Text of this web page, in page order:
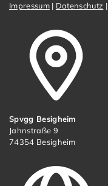
Impressum| Datenschutz |
Spvgg Besigheim
Jahnstraße 9
74354 Besigheim